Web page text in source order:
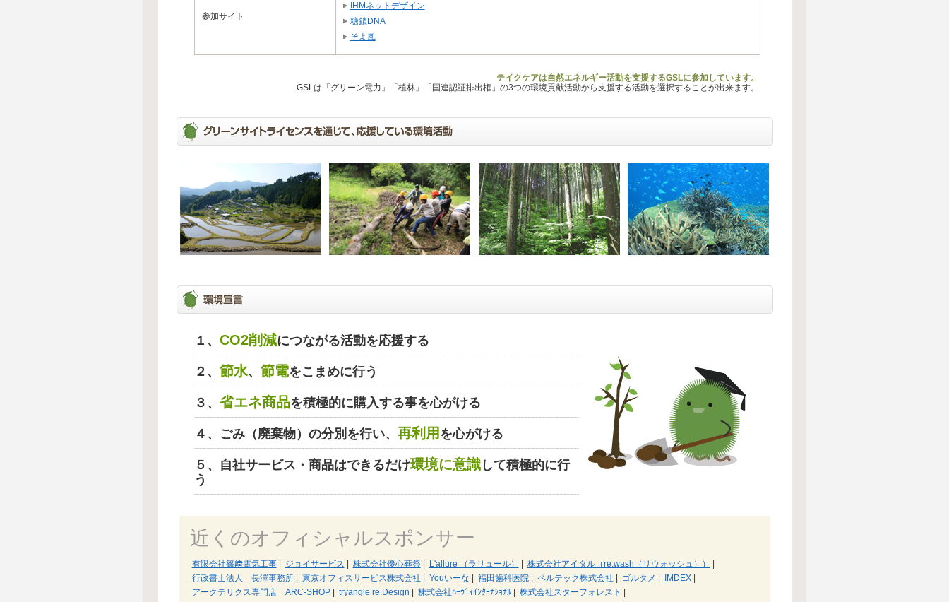
参加サイト
IHMネットデザイン
糖鎖DNA
そよ風
テイクケアは自然エネルギー活動を支援するGSLに参加しています。
GSLは「グリーン電力」「植林」「国連認証排出権」の3つの環境貢献活動から支援する活動を選択することが出来ます。
１、 CO2削減につながる活動を応援する
２、 節水、 節電をこまめに行う
３、 省エネ商品を積極的に購入する事を心がける
４、ごみ（廃棄物）の分別を行い、 再利用 を心がける
５、自社サービス・商品はできるだけ環境に意識して積極的に行
う
近くのオフィシャルスポンサー
有限会社篠﨑電気工事| ジョイサービス 株式会社優心葬祭| L'allure （ラリュール） 株式会社アイタル（re:wash（リウォッシュ））
行政書士法人 長澤事務所| 東京オフィスサービス株式会社 Youいーな 福田歯科医院| ベルテック株式会社 ゴルタメ IMDEX|
アークテリクス専門店 ARC-SHOP| tryangle re.Design 株式会社ﾊｰｳﾞｨｲﾝﾀｰﾅｼｮﾅﾙ| 株式会社スターフォレスト